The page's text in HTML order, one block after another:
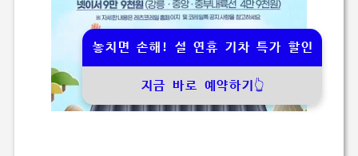
놓치면 손해! 설 연휴 기차 특가 할인
지금 바로 예약하기👆